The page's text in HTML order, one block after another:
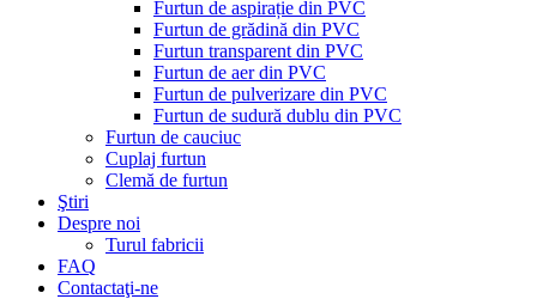
Furtun de aspirație din PVC
Furtun de grădină din PVC
Furtun transparent din PVC
Furtun de aer din PVC
Furtun de pulverizare din PVC
Furtun de sudură dublu din PVC
Furtun de cauciuc
Cuplaj furtun
Clemă de furtun
Ştiri
Despre noi
Turul fabricii
FAQ
Contactaţi-ne